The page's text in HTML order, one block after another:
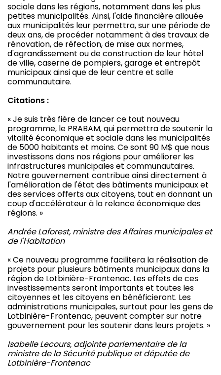
sociale dans les régions, notamment dans les plus
petites municipalités. Ainsi, l'aide financière allouée
aux municipalités leur permettra, sur une période de
deux ans, de procéder notamment à des travaux de
rénovation, de réfection, de mise aux normes,
d'agrandissement ou de construction de leur hôtel
de ville, caserne de pompiers, garage et entrepôt
municipaux ainsi que de leur centre et salle
communautaire.
Citations :
« Je suis très fière de lancer ce tout nouveau
programme, le PRABAM, qui permettra de soutenir la
vitalité économique et sociale dans les municipalités
de 5000 habitants et moins. Ce sont 90 M$ que nous
investissons dans nos régions pour améliorer les
infrastructures municipales et communautaires.
Notre gouvernement contribue ainsi directement à
l'amélioration de l'état des bâtiments municipaux et
des services offerts aux citoyens, tout en donnant un
coup d'accélérateur à la relance économique des
régions. »
Andrée Laforest, ministre des Affaires municipales et
de l'Habitation
« Ce nouveau programme facilitera la réalisation de
projets pour plusieurs bâtiments municipaux dans la
région de Lotbinière-Frontenac. Les effets de ces
investissements seront importants et toutes les
citoyennes et les citoyens en bénéficieront. Les
administrations municipales, surtout pour les gens de
Lotbinière-Frontenac, peuvent compter sur notre
gouvernement pour les soutenir dans leurs projets. »
Isabelle Lecours, adjointe parlementaire de la
ministre de la Sécurité publique et députée de
Lotbinière-Frontenac